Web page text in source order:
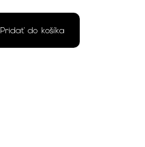
Pridať do košíka